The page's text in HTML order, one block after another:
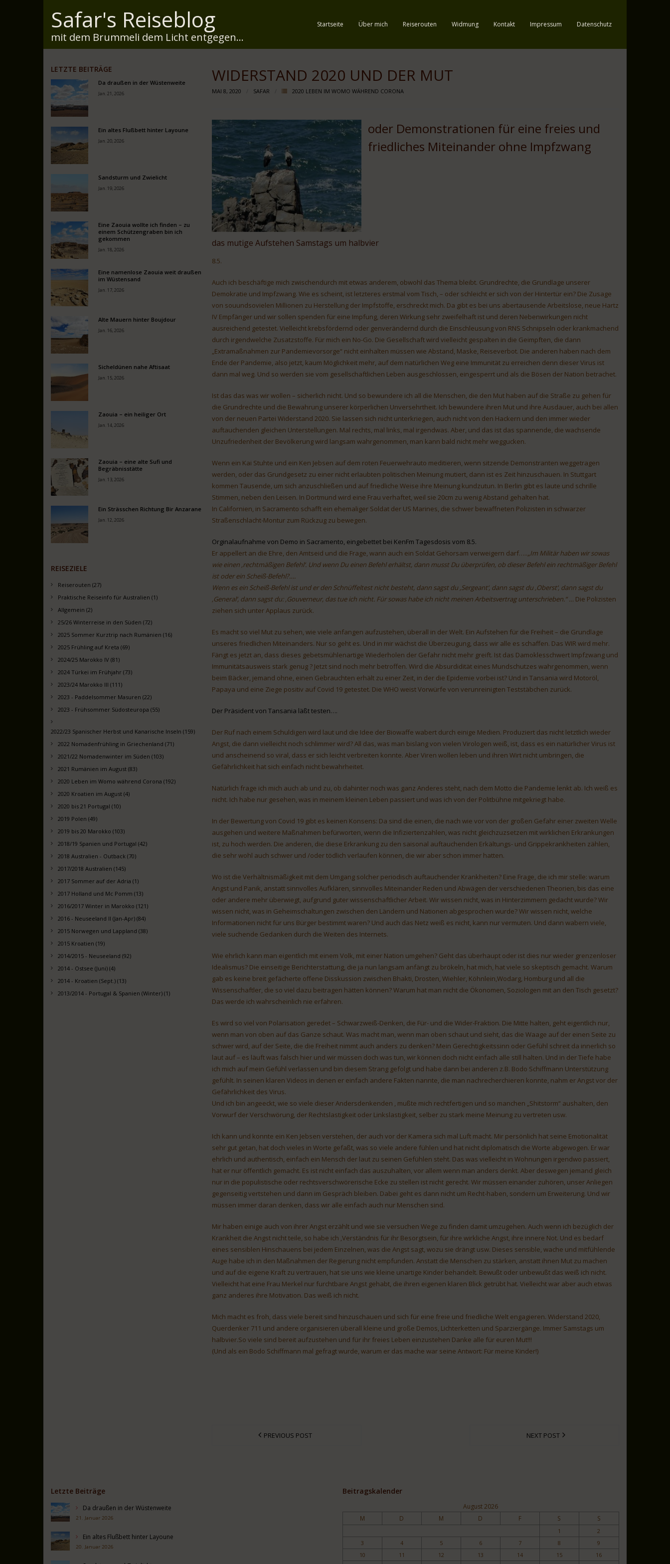
Safar's Reiseblog
mit dem Brummeli dem Licht entgegen...
Startseite Über mich Reiserouten Widmung Kontakt Impressum Datenschutz
WIDERSTAND 2020 UND DER MUT
MAI 8, 2020 SAFAR 2020 LEBEN IM WOMO WÄHREND CORONA
oder Demonstrationen für eine freies und
friedliches Miteinander ohne Impfzwang
das mutige Aufstehen Samstags um halbvier
8.5.
Auch ich beschäftige mich zwischendurch mit etwas anderem, obwohl das Thema bleibt. Grundrechte, die Grundlage unserer
Demokratie und Impfzwang. Wie es scheint, ist letzteres erstmal vom Tisch, – oder schleicht er sich von der Hintertür ein? Die Zusage
von souundsovielen Millionen zu Herstellung der Impfstoffe, erschreckt mich. Da gibt es bei uns abertausende Arbeitslose, neue Hartz
IV Empfänger und wir sollen spenden für eine Impfung, deren Wirkung sehr zweifelhaft ist und deren Nebenwirkungen nicht
ausreichend getestet. Vielleicht krebsfördernd oder genverändernd durch die Einschleusung von RNS Schnipseln oder krankmachend
durch irgendwelche Zusatzstoffe. Für mich ein No-Go. Die Gesellschaft wird vielleicht gespalten in die Geimpften, die dann
„Extramaßnahmen zur Pandemievorsorge“ nicht einhalten müssen wie Abstand, Maske, Reiseverbot. Die anderen haben nach dem
Ende der Pandemie, also jetzt, kaum Möglichkeit mehr, auf dem natürlichen Weg eine Immunität zu erreichen denn dieser Virus ist
dann mal weg. Und so werden sie vom gesellschaftlichen Leben ausgeschlossen, eingesperrt und als die Bösen der Nation betrachet.
Ist das das was wir wollen – sicherlich nicht. Und so bewundere ich all die Menschen, die den Mut haben auf die Straße zu gehen für
die Grundrechte und die Bewahrung unserer körperlichen Unversehrtheit. Ich bewundere ihren Mut und ihre Ausdauer, auch bei allen
von der neuen Partei Widerstand 2020. Sie lassen sich nicht unterkriegen, auch nicht von den Hackern und den immer wieder
auftauchenden gleichen Unterstellungen. Mal rechts, mal links, mal irgendwas. Aber, und das ist das spannende, die wachsende
Unzufriedenheit der Bevölkerung wird langsam wahrgenommen, man kann bald nicht mehr weggucken.
Wenn ein Kai Stuhte und ein Ken Jebsen auf dem roten Feuerwehrauto meditieren, wenn sitzende Demonstranten weggetragen
werden, oder das Grundgesetz zu einer nicht erlaubten politischen Meinung mutiert, dann ist es Zeit hinzuschauen. In Stuttgart
kommen Tausende, um sich anzuschließen und auf friedliche Weise ihre Meinung kundzutun. In Berlin gibt es laute und schrille
Stimmen, neben den Leisen. In Dortmund wird eine Frau verhaftet, weil sie 20cm zu wenig Abstand gehalten hat.
In Californien, in Sacramento schafft ein ehemaliger Soldat der US Marines, die schwer bewaffneten Polizisten in schwarzer
Straßenschlacht-Montur zum Rückzug zu bewegen.
Orginalaufnahme von Demo in Sacramento, eingebettet bei KenFm Tagesdosis vom 8.5.
Er appellert an die Ehre, den Amtseid und die Frage, wann auch ein Soldat Gehorsam verweigern darf…..„Im Militär haben wir sowas
wie einen ‚rechtmäßigen Befehl‘. Und wenn Du einen Befehl erhältst, dann musst Du überprüfen, ob dieser Befehl ein rechtmäßiger Befehl
ist oder ein Scheiß-Befehl?….
Wenn es ein Scheiß-Befehl ist und er den Schnüffeltest nicht besteht, dann sagst du ‚Sergeant‘, dann sagst du ‚Oberst‘, dann sagst du
‚General‘, dann sagst du: ‚Gouverneur, das tue ich nicht. Für sowas habe ich nicht meinen Arbeitsvertrag unterschrieben.“ … Die Polizisten
ziehen sich unter Applaus zurück.
Es macht so viel Mut zu sehen, wie viele anfangen aufzustehen, überall in der Welt. Ein Aufstehen für die Freiheit – die Grundlage
unseres friedlichen Miteinanders. Nur so geht es. Und in mir wächst die Überzeugung, dass wir alle es schaffen. Das WIR wird mehr.
Fängt es jetzt an, dass dieses gebetsmühlenartige Wiederholen der Gefahr nicht mehr greift. Ist das Damoklesschwert Impfzwang und
Immunitätsausweis stark genug ? Jetzt sind noch mehr betroffen. Wird die Absurdidität eines Mundschutzes wahrgenommen, wenn
beim Bäcker, jemand ohne, einen Gebrauchten erhält zu einer Zeit, in der die Epidemie vorbei ist? Und in Tansania wird Motoröl,
Papaya und eine Ziege positiv auf Covid 19 getestet. Die WHO weist Vorwürfe von verunreinigten Teststäbchen zurück.
Der Präsident von Tansania läßt testen….
Der Ruf nach einem Schuldigen wird laut und die Idee der Biowaffe wabert durch einige Medien. Produziert das nicht letztlich wieder
Angst, die dann vielleicht noch schlimmer wird? All das, was man bislang von vielen Virologen weiß, ist, dass es ein natürlicher Virus ist
und anscheinend so viral, dass er sich leicht verbreiten konnte. Aber Viren wollen leben und ihren Wirt nicht umbringen, die
Gefährlichkeit hat sich einfach nicht bewahrheitet.
Natürlich frage ich mich auch ab und zu, ob dahinter noch was ganz Anderes steht, nach dem Motto die Pandemie lenkt ab. Ich weiß es
nicht. Ich habe nur gesehen, was in meinem kleinen Leben passiert und was ich von der Politbühne mitgekriegt habe.
In der Bewertung von Covid 19 gibt es keinen Konsens: Da sind die einen, die nach wie vor von der großen Gefahr einer zweiten Welle
ausgehen und weitere Maßnahmen befürworten, wenn die Infiziertenzahlen, was nicht gleichzuzsetzen mit wirklichen Erkrankungen
ist, zu hoch werden. Die anderen, die diese Erkrankung zu den saisonal auftauchenden Erkältungs- und Grippekrankheiten zählen,
die sehr wohl auch schwer und /oder tödlich verlaufen können, die wir aber schon immer hatten.
Wo ist die Verhältnismäßigkeit mit dem Umgang solcher periodisch auftauchender Krankheiten? Eine Frage, die ich mir stelle: warum
Angst und Panik, anstatt sinnvolles Aufklären, sinnvolles Miteinander Reden und Abwägen der verschiedenen Theorien, bis das eine
oder andere mehr überwiegt, aufgrund guter wissenschaftlicher Arbeit. Wir wissen nicht, was in Hinterzimmern gedacht wurde? Wir
wissen nicht, was in Geheimschaltungen zwischen den Ländern und Nationen abgesprochen wurde? Wir wissen nicht, welche
Informationen nicht für uns Bürger bestimmt waren? Und auch das Netz weiß es nicht, kann nur vermuten. Und dann wabern viele,
viele suchende Gedanken durch die Weiten des Internets.
Wie ehrlich kann man eigentlich mit einem Volk, mit einer Nation umgehen? Geht das überhaupt oder ist dies nur wieder grenzenloser
Idealismus? Die einseitige Berichterstattung, die ja nun langsam anfängt zu brökeln, hat mich, hat viele so skeptisch gemacht. Warum
gab es keine breit gefächerte offene Disskussion zwischen Bhakti, Drosten, Wiehler, Köhnlein,Wodarg, Homburg und all die
Wissenschaftler, die so viel dazu beitragen hätten können? Warum hat man nicht die Ökonomen, Soziologen mit an den Tisch gesetzt?
Das werde ich wahrscheinlich nie erfahren.
Es wird so viel von Polarisation geredet – Schwarzweiß-Denken, die Für- und die Wider-Fraktion. Die Mitte halten, geht eigentlich nur,
wenn man von oben auf das Ganze schaut. Was macht man, wenn man oben schaut und sieht, das die Waage auf der einen Seite zu
schwer wird, auf der Seite, die die Freiheit nimmt auch anders zu denken? Mein Gerechtigkeitssinn oder Gefühl schreit da innerlich so
laut auf – es läuft was falsch hier und wir müssen doch was tun, wir können doch nicht einfach alle still halten. Und in der Tiefe habe
ich mich auf mein Gefühl verlassen und bin diesem Strang gefolgt und habe dann bei anderen z.B. Bodo Schiffmann Unterstützung
gefühlt. In seinen klaren Videos in denen er einfach andere Fakten nannte, die man nachrecherchieren konnte, nahm er Angst vor der
Gefährlichkeit des Virus.
Und ich bin angeeckt, wie so viele dieser Andersdenkenden , mußte mich rechtfertigen und so manchen „Shitstorm“ aushalten, den
Vorwurf der Verschwörung, der Rechtslastigkeit oder Linkslastigkeit, selber zu stark meine Meinung zu vertreten usw.
Ich kann und konnte ein Ken Jebsen verstehen, der auch vor der Kamera sich mal Luft macht. Mir persönlich hat seine Emotionalität
sehr gut getan, hat doch vieles in Worte gefaßt, was so viele andere fühlen und hat nicht diplomatisch die Worte abgewogen. Er war
ehrlich und authentisch, einfach ein Mensch der laut zu seinen Gefühlen steht. Das was vielleicht in Wohnungen irgendwo passiert,
hat er nur öffentlich gemacht. Es ist nicht einfach das auszuhalten, vor allem wenn man anders denkt. Aber deswegen jemand gleich
nur in die populistische oder rechtsverschwörerische Ecke zu stellen ist nicht gerecht. Wir müssen einander zuhören, unser Anliegen
gegenseitig vertstehen und dann im Gespräch bleiben. Dabei geht es dann nicht um Recht-haben, sondern um Erweiterung. Und wir
müssen immer daran denken, dass wir alle einfach auch nur Menschen sind.
Mir haben einige auch von ihrer Angst erzählt und wie sie versuchen Wege zu finden damit umzugehen. Auch wenn ich bezüglich der
Krankheit die Angst nicht teile, so habe ich ‚Verständnis für ihr Besorgtsein, für ihre wirkliche Angst, ihre innere Not. Und es bedarf
eines sensiblen Hinschauens bei jedem Einzelnen, was die Angst sagt, wozu sie drängt usw. Dieses sensible, wache und mitfühlende
Auge habe ich in den Maßnahmen der Regierung nicht empfunden. Anstatt die Menschen zu stärken, anstatt ihnen Mut zu machen
und auf die eigene Kraft zu vertrauen, hat sie uns wie kleine unartige Kinder behandelt. Bewußt oder unbewußt das weiß ich nicht.
Vielleicht hat eine Frau Merkel nur furchtbare Angst gehabt, die ihren eigenen klaren Blick getrübt hat. Vielleicht war aber auch etwas
ganz anderes ihre Motivation. Das weiß ich nicht.
Mich macht es froh, dass viele bereit sind hinzuschauen und sich für eine freie und friedliche Welt engagieren. Widerstand 2020,
Querdenker 711 und andere organisieren überall kleine und große Demos, Lichterketten und Sparziergänge. Immer Samstags um
halbvier.So viele sind bereit aufzustehen und für ihr freies Leben einzustehen Danke alle für euren Mut!!!
(Und als ein Bodo Schiffmann mal gefragt wurde, warum er das mache war seine Antwort: Für meine Kinder!)
PREVIOUS POST NEXT POST
LETZTE BEITRÄGE
Da draußen in der Wüstenweite
Jan. 21, 2026
Ein altes Flußbett hinter Layoune
Jan. 20, 2026
Sandsturm und Zwielicht
Jan. 19, 2026
Eine Zaouia wollte ich finden – zu
einem Schützengraben bin ich
gekommen
Jan. 18, 2026
Eine namenlose Zaouia weit draußen
im Wüstensand
Jan. 17, 2026
Alte Mauern hinter Boujdour
Jan. 16, 2026
Sicheldünen nahe Aftisaat
Jan. 15, 2026
Zaouia – ein heiliger Ort
Jan. 14, 2026
Zaouia – eine alte Sufi und
Begräbnisstätte
Jan. 13, 2026
Ein Strässchen Richtung Bir Anzarane
Jan. 12, 2026
REISEZIELE
Reiserouten (27)
Praktische Reiseinfo für Australien (1)
Allgemein (2)
25/26 Winterreise in den Süden (72)
2025 Sommer Kurztrip nach Rumänien (16)
2025 Frühling auf Kreta (69)
2024/25 Marokko IV (81)
2024 Türkei im Frühjahr (73)
2023/24 Marokko III (111)
2023 - Paddelsommer Masuren (22)
2023 - Frühsommer Südosteuropa (55)
2022/23 Spanischer Herbst und Kanarische Inseln (159)
2022 Nomadenfrühling in Griechenland (71)
2021/22 Nomadenwinter im Süden (103)
2021 Rumänien im August (83)
2020 Leben im Womo während Corona (192)
2020 Kroatien im August (4)
2020 bis 21 Portugal (10)
2019 Polen (49)
2019 bis 20 Marokko (103)
2018/19 Spanien und Portugal (42)
2018 Australien - Outback (70)
2017/2018 Australien (145)
2017 Sommer auf der Adria (1)
2017 Holland und Mc Pomm (13)
2016/2017 Winter in Marokko (121)
2016 - Neuseeland II (Jan-Apr) (84)
2015 Norwegen und Lappland (38)
2015 Kroatien (19)
2014/2015 - Neuseeland (92)
2014 - Ostsee (Juni) (4)
2014 - Kroatien (Sept.) (13)
2013/2014 - Portugal & Spanien (Winter) (1)
Letzte Beiträge
Da draußen in der Wüstenweite
21. Januar 2026
Ein altes Flußbett hinter Layoune
20. Januar 2026
Beitragskalender
August 2026
M D M D F S S
1
2
3
4 5 6 7 8
9
10
11 12 13 14 15
16